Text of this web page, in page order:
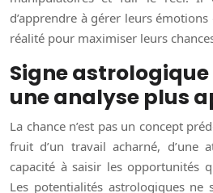
d’apprendre à gérer leurs
réalité pour maximiser leurs
Signe astrologique
une analyse plus
La chance n’est pas un concept
fruit d’un travail acharné, d’une
capacité à saisir les opportunités
Les potentialités astrologiques